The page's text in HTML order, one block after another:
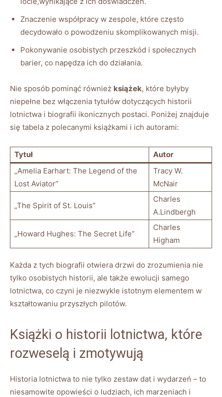
Znaczenie współpracy w‌ zespole, które często
decydowało o ⁢powodzeniu ⁢skomplikowanych ​misji.
Pokonywanie osobistych ‌przeszkód ‍i ​społecznych
barier, ‌co napędza ich ⁤do działania.
Nie sposób pominąć również książek, które byłyby
niepełne bez włączenia tytułów ⁣dotyczących historii
lotnictwa i biografii ⁢ikonicznych postaci. Poniżej znajduje
‍się tabela z polecanymi książkami ⁢i ich​ autorami:
Tytuł
Autor
„Amelia Earhart: The Legend⁣ of the
Lost ​Aviator”
Tracy W.
McNair
„The Spirit of St.‌ Louis”
Charles
A.Lindbergh
„Howard Hughes: The Secret ⁤Life”
Charles
Higham
Każda ⁣z ‍tych biografii‌ otwiera‍ drzwi do ​zrozumienia nie
tylko osobistych historii, ale także ewolucji samego
lotnictwa, co ⁣czyni je ‍niezwykle istotnym elementem w
kształtowaniu‍ przyszłych pilotów.
Książki ​o ⁢historii⁤ lotnictwa,⁢ które
⁣rozweselą ⁤i zmotywują
Historia lotnictwa to nie tylko zestaw‍ dat i wydarzeń – to
niesamowite opowieści o ⁢ludziach, ich marzeniach‍ i